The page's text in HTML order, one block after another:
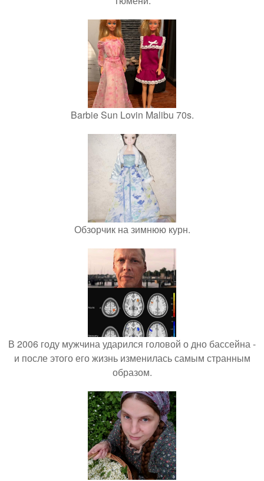
Barbie Sun Lovin Malibu 70s.
Обзорчик на зимнюю курн.
В 2006 году мужчина ударился головой о дно бассейна -
и после этого его жизнь изменилась самым странным
образом.